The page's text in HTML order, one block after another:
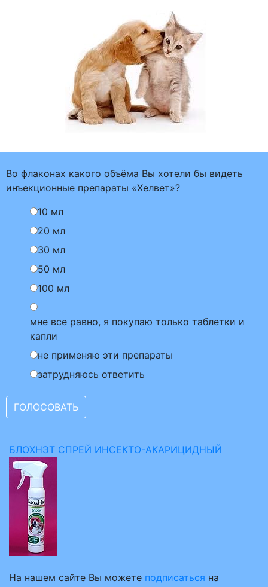
Во флаконах какого объёма Вы хотели бы видеть
инъекционные препараты «Хелвет»?
10 мл
20 мл
30 мл
50 мл
100 мл
мне все равно, я покупаю только таблетки и
капли
не применяю эти препараты
затрудняюсь ответить
БЛОХНЭТ СПРЕЙ ИНСЕКТО-АКАРИЦИДНЫЙ
На нашем сайте Вы можете подписаться на